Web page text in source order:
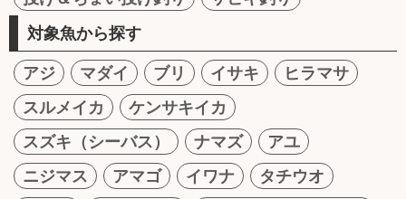
対象魚から探す
アジ マダイ ブリ イサキ
ヒラマサ
スルメイカ
ケンサキイカ
スズキ（シーバス）
ナマズ
アユ
ニジマス
アマゴ イワナ
タチウオ